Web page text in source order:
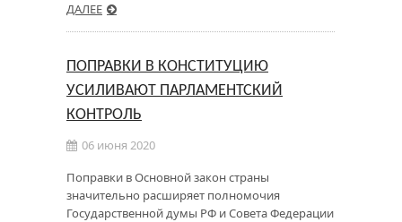
ДАЛЕЕ
ПОПРАВКИ В КОНСТИТУЦИЮ
УСИЛИВАЮТ ПАРЛАМЕНТСКИЙ
КОНТРОЛЬ
06 июня 2020
Поправки в Основной закон страны
значительно расширяет полномочия
Государственной думы РФ и Совета Федерации